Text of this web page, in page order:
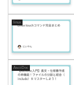
linux
AsciiDoc